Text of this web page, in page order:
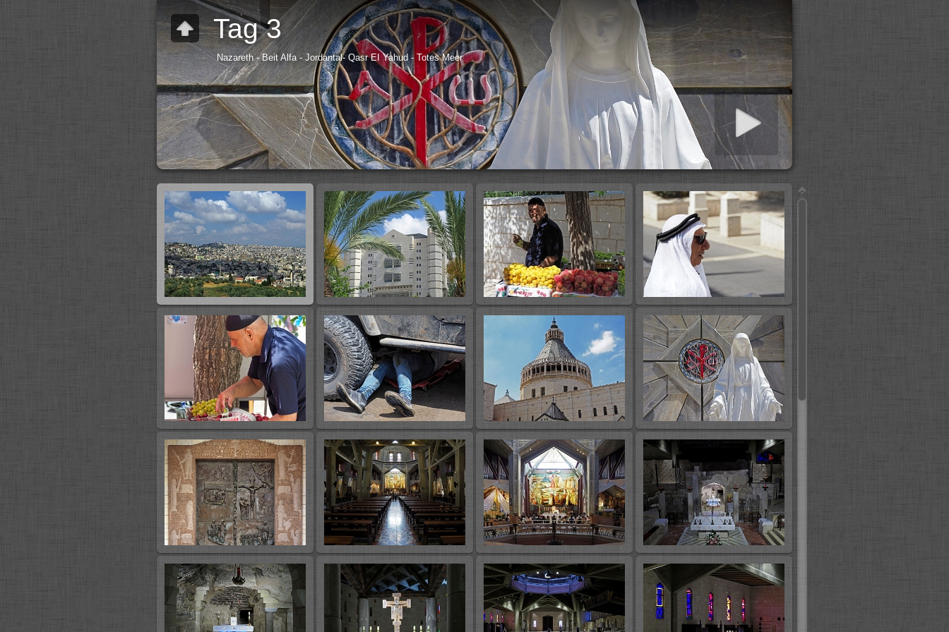
Tag 3
Nazareth - Beit Alfa - Jordantal- Qasr EI Yahud - Totes Meer
Diashow starten